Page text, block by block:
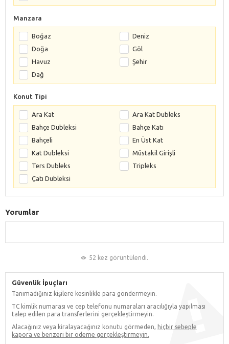
Manzara
Boğaz
Deniz
Doğa
Göl
Havuz
Şehir
Dağ
Konut Tipi
Ara Kat
Ara Kat Dubleks
Bahçe Dubleksi
Bahçe Katı
Bahçeli
En Üst Kat
Kat Dubleksi
Müstakil Girişli
Ters Dubleks
Tripleks
Çatı Dubleksi
Yorumlar
52 kez görüntülendi.
Güvenlik İpuçları
Tanımadığınız kişilere kesinlikle para göndermeyin.
TC kimlik numarası ve cep telefonu numaraları aracılığıyla yapılması
talep edilen para transferlerini gerçekleştirmeyin.
Alacağınız veya kiralayacağınız konutu görmeden, hiçbir sebeple
kapora ve benzeri bir ödeme gerçekleştirmeyin.